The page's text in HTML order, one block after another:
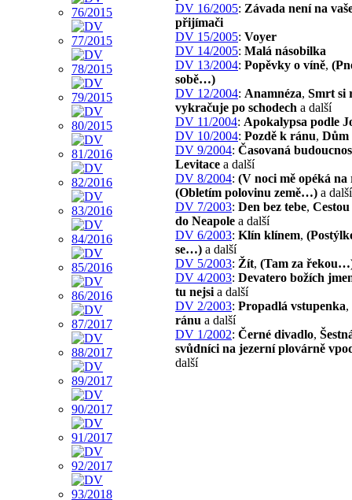
DV 16/2005: Závada není na
přijímači
DV 15/2005: Voyer
DV 14/2005: Malá násobilka
DV 13/2004: Popěvky o víně,
sobě…)
DV 12/2004: Anamnéza, Smrt si
vykračuje po schodech a další
DV 11/2004: Apokalypsa podle
DV 10/2004: Pozdě k ránu, Dům
DV 9/2004: Časovaná
Levitace a další
DV 8/2004: (V noci mě opéká
(Obletím polovinu země…) a další
DV 7/2003: Den bez tebe,
do Neapole a další
DV 6/2003: Klín klínem,
se…) a další
DV 5/2003: Žít, (Tam za
DV 4/2003: Devatero božích
tu nejsi a další
DV 2/2003: Propadlá vstupenka,
ránu a další
DV 1/2002: Černé divadlo,
svůdníci na jezerní plovárně
další